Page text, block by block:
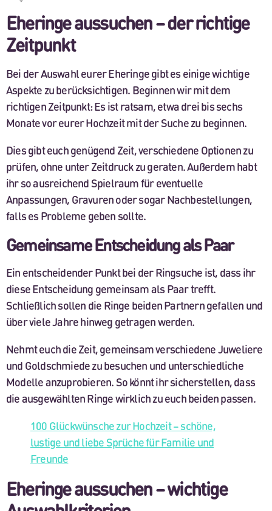
Eheringe aussuchen – der richtige
Zeitpunkt
Bei der Auswahl eurer Eheringe gibt es einige wichtige
Aspekte zu berücksichtigen. Beginnen wir mit dem
richtigen Zeitpunkt: Es ist ratsam, etwa drei bis sechs
Monate vor eurer Hochzeit mit der Suche zu beginnen.
Dies gibt euch genügend Zeit, verschiedene Optionen zu
prüfen, ohne unter Zeitdruck zu geraten. Außerdem habt
ihr so ausreichend Spielraum für eventuelle
Anpassungen, Gravuren oder sogar Nachbestellungen,
falls es Probleme geben sollte.
Gemeinsame Entscheidung als Paar
Ein entscheidender Punkt bei der Ringsuche ist, dass ihr
diese Entscheidung gemeinsam als Paar trefft.
Schließlich sollen die Ringe beiden Partnern gefallen und
über viele Jahre hinweg getragen werden.
Nehmt euch die Zeit, gemeinsam verschiedene Juweliere
und Goldschmiede zu besuchen und unterschiedliche
Modelle anzuprobieren. So könnt ihr sicherstellen, dass
die ausgewählten Ringe wirklich zu euch beiden passen.
100 Glückwünsche zur Hochzeit – schöne,
lustige und liebe Sprüche für Familie und
Freunde
Eheringe aussuchen – wichtige